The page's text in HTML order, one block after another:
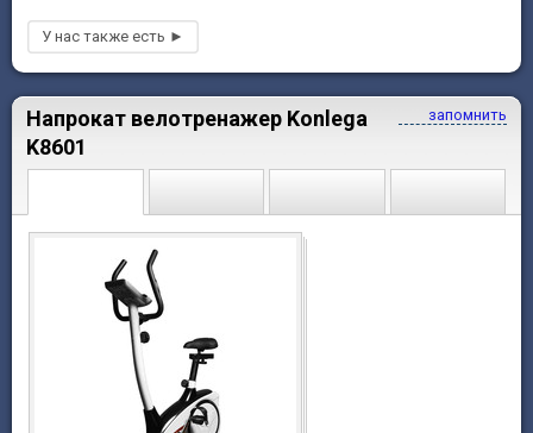
запомнить
Напрокат велотренажер Konlega
K8601